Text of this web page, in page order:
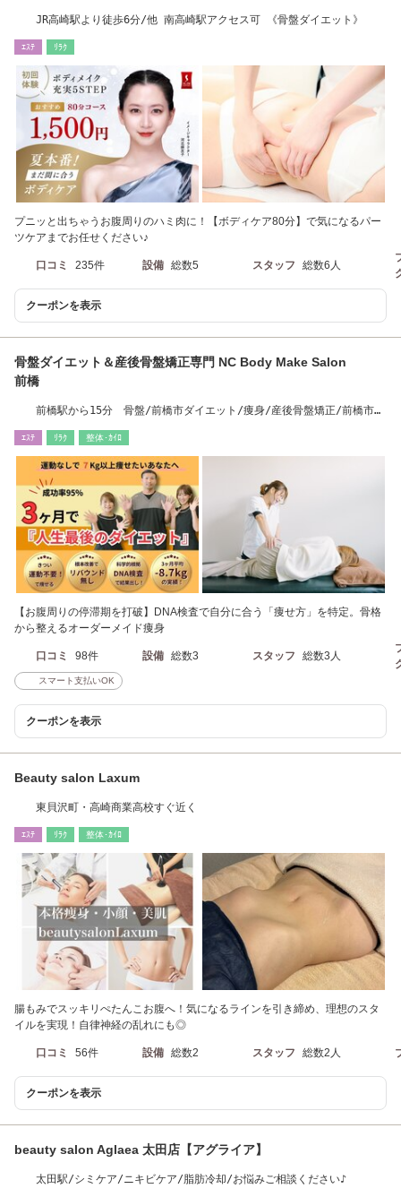
JR高崎駅より徒歩6分/他 南高崎駅アクセス可 《骨盤ダイエット》
ｴｽﾃ ﾘﾗｸ
プニッと出ちゃうお腹周りのハミ肉に！【ボディケア80分】で気になるパー
ツケアまでお任せください♪
口コミ 235件 設備 総数5 スタッフ 総数6人
クーポンを表示
骨盤ダイエット＆産後骨盤矯正専門 NC Body Make Salon
前橋
前橋駅から15分 骨盤/前橋市ダイエット/痩身/産後骨盤矯正/前橋市骨
ｴｽﾃ ﾘﾗｸ 整体･ｶｲﾛ
【お腹周りの停滞期を打破】DNA検査で自分に合う「痩せ方」を特定。骨格
から整えるオーダーメイド痩身
口コミ 98件 設備 総数3 スタッフ 総数3人
スマート支払いOK
クーポンを表示
Beauty salon Laxum
東貝沢町・高崎商業高校すぐ近く
ｴｽﾃ ﾘﾗｸ 整体･ｶｲﾛ
腸もみでスッキリぺたんこお腹へ！気になるラインを引き締め、理想のスタ
イルを実現！自律神経の乱れにも◎
口コミ 56件 設備 総数2 スタッフ 総数2人
クーポンを表示
beauty salon Aglaea 太田店【アグライア】
太田駅/シミケア/ニキビケア/脂肪冷却/お悩みご相談ください♪